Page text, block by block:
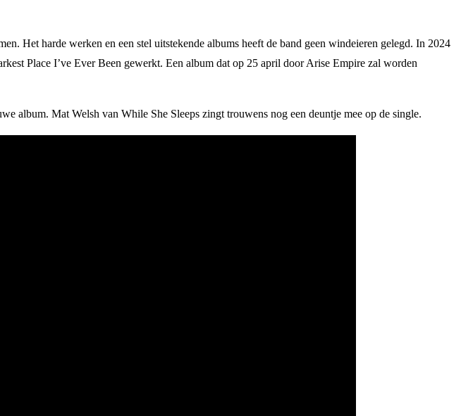
Het harde werken en een stel uitstekende albums heeft de band geen windeieren gelegd. In 2024
Place I’ve Ever Been gewerkt. Een album dat op 25 april door Arise Empire zal worden
album. Mat Welsh van While She Sleeps zingt trouwens nog een deuntje mee op de single.